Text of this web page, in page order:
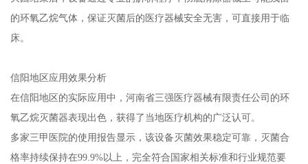
的环氧乙烷气体，保证灭菌后的医疗器械安全无害，可直接用于临
床。
信阳地区应用效果分析
在信阳地区的实际应用中，河南省三强医疗器械有限责任公司的环
氧乙烷灭菌器表现出色，获得了当地医疗机构的广泛认可。
多家三甲医院的使用报告显示，该设备灭菌效果稳定可靠，灭菌合
格率持续保持在99.9%以上，完全符合国家相关标准和行业规范要